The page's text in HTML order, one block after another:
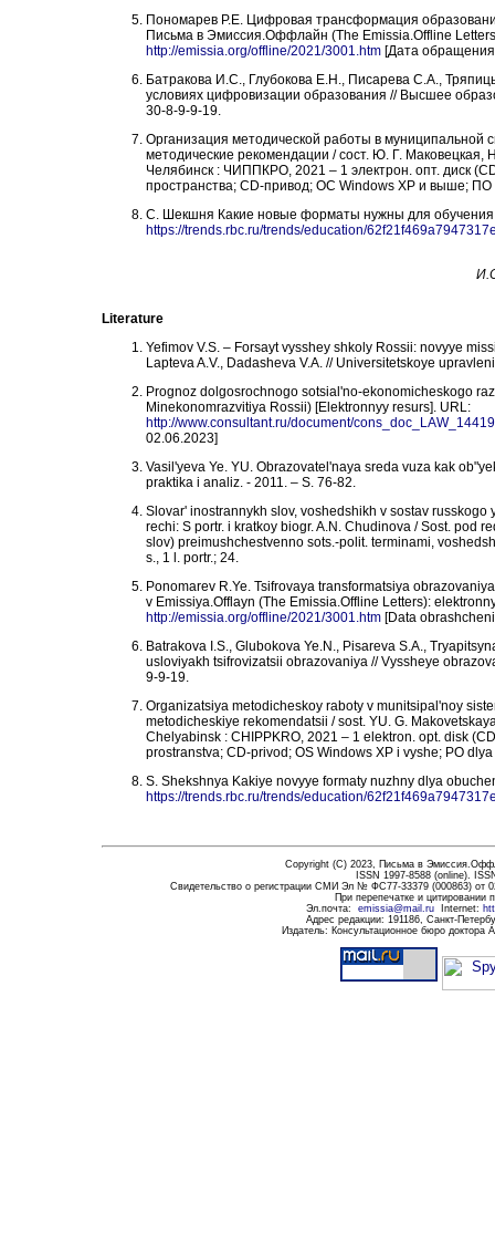
Пономарев Р.Е. Цифровая трансформация
Письма в Эмиссия.Оффлайн (The Emissia.Offline
http://emissia.org/offline/2021/3001.htm [Дата
Батракова И.С., Глубокова Е.Н., Писарева С.А.,
условиях цифровизации образования // Высшее
30-8-9-9-19.
Организация методической работы в муниципальной
методические рекомендации / сост. Ю. Г.
Челябинск : ЧИППКРО, 2021 – 1 электрон. опт. диск
пространства; CD-привод; ОС Windows XP и выше;
С. Шекшня Какие новые форматы нужны для
https://trends.rbc.ru/trends/education/
Literature
Yefimov V.S. – Forsayt vysshey shkoly Rossii: novyye
Lapteva A.V., Dadasheva V.A. // Universitetskoye
Prognoz dolgosrochnogo sotsial'no-ekonomicheskogo
Minekonomrazvitiya Rossii) [Elektronnyy resurs]. URL:
http://www.consultant.ru/document/
02.06.2023]
Vasil'yeva Ye. YU. Obrazovatel'naya sreda vuza kak
praktika i analiz. - 2011. – S. 76-82.
Slovar' inostrannykh slov, voshedshikh v sostav
rechi: S portr. i kratkoy biogr. A.N. Chudinova / Sost. pod
slov) preimushchestvenno sots.-polit. terminami,
s., 1 l. portr.; 24.
Ponomarev R.Ye. Tsifrovaya transformatsiya
v Emissiya.Offlayn (The Emissia.Offline Letters):
http://emissia.org/offline/2021/3001.htm [Data
Batrakova I.S., Glubokova Ye.N., Pisareva S.A.,
usloviyakh tsifrovizatsii obrazovaniya // Vyssheye
9-9-19.
Organizatsiya metodicheskoy raboty v munitsipal'noy
metodicheskiye rekomendatsii / sost. YU. G.
Chelyabinsk : CHIPPKRO, 2021 – 1 elektron. opt. disk
prostranstva; CD-privod; OS Windows XP i vyshe; PO
S. Shekshnya Kakiye novyye formaty nuzhny dlya
https://trends.rbc.ru/trends/education/
Copyright (C) 2023, Письма в
ISSN 1997-8588 (online).
Свидетельство о регистрации СМИ Эл № ФС77-33379 (000863) от
При перепечатке и
Эл.почта: emissia@mail.ru Internet:
Адрес редакции: 191186, Санкт-
Издатель: Консультационное бюро доктора